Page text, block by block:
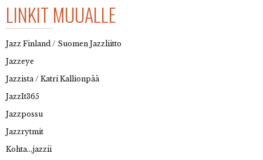
LINKIT MUUALLE
Jazz Finland / Suomen Jazzliitto
Jazzeye
Jazzista / Katri Kallionpää
JazzIt365
Jazzpossu
Jazzrytmit
Kohta…jazzii